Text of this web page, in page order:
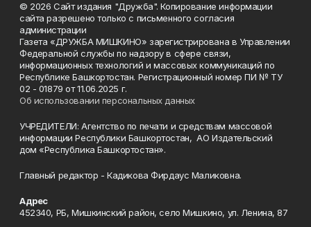
© 2026 Сайт издания "Дружба". Копирование информации
сайта разрешено только с письменного согласия
администрации
Газета «ДРУЖБА МИШКИНО» зарегистрирована в Управлении
Федеральной службы по надзору в сфере связи,
информационных технологий и массовых коммуникаций по
Республике Башкортостан. Регистрационный номер ПИ № ТУ
02 - 01879 от 11.06.2025 г.
Об использовании персональных данных
УЧРЕДИТЕЛИ: Агентство по печати и средствам массовой
информации Республики Башкортостан, АО Издательский
дом «Республика Башкортостан».
Главный редактор - Кадикова Фирдаус Маликовна.
Адрес
452340, РБ, Мишкинский район, село Мишкино, ул. Ленина, 87